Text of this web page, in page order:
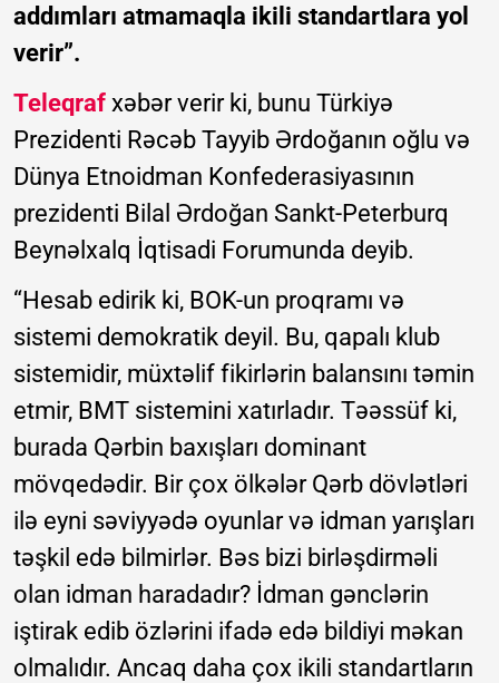
addımları atmamaqla ikili standartlara yol
verir”.
Teleqraf xəbər verir ki, bunu Türkiyə
Prezidenti Rəcəb Tayyib Ərdoğanın oğlu və
Dünya Etnoidman Konfederasiyasının
prezidenti Bilal Ərdoğan Sankt-Peterburq
Beynəlxalq İqtisadi Forumunda deyib.
“Hesab edirik ki, BOK-un proqramı və
sistemi demokratik deyil. Bu, qapalı klub
sistemidir, müxtəlif fikirlərin balansını təmin
etmir, BMT sistemini xatırladır. Təəssüf ki,
burada Qərbin baxışları dominant
mövqedədir. Bir çox ölkələr Qərb dövlətləri
ilə eyni səviyyədə oyunlar və idman yarışları
təşkil edə bilmirlər. Bəs bizi birləşdirməli
olan idman haradadır? İdman gənclərin
iştirak edib özlərini ifadə edə bildiyi məkan
olmalıdır. Ancaq daha çox ikili standartların